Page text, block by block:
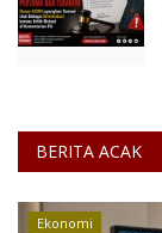
BERITA ACAK
Ekonomi